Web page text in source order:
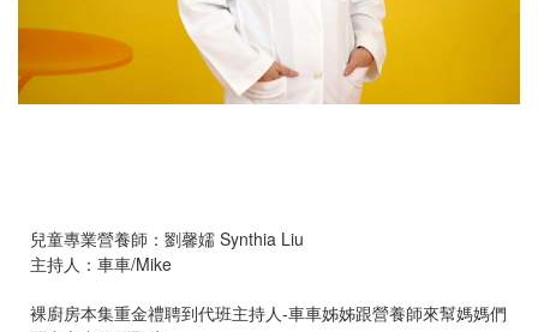
兒童專業營養師：劉馨嬬 Synthia Liu
主持人：車車/Mike
裸廚房本集重金禮聘到代班主持人-車車姊姊跟營養師來幫媽媽們